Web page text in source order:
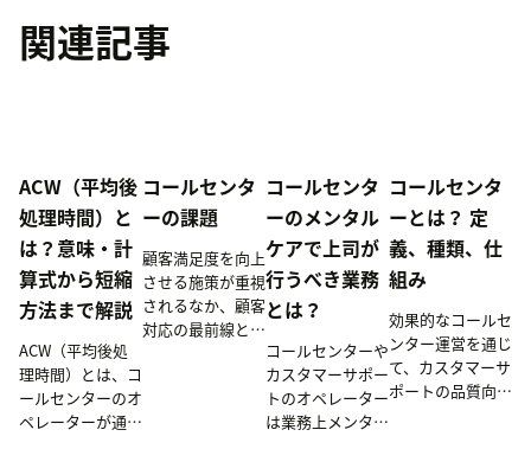
関連記事
ACW（平均後
処理時間）と
は？意味・計
算式から短縮
方法まで解説
ACW（平均後処
理時間）とは、コ
ールセンターのオ
ペレーターが通話
コールセンタ
ーの課題
顧客満足度を向上
させる施策が重視
されるなか、顧客
対応の最前線とな
コールセンタ
ーのメンタル
ケアで上司が
行うべき業務
とは？
コールセンターや
カスタマーサポー
トのオペレーター
は業務上メンタル
コールセンタ
ーとは？ 定
義、種類、仕
組み
効果的なコールセ
ンター運営を通じ
て、カスタマーサ
ポートの品質向上